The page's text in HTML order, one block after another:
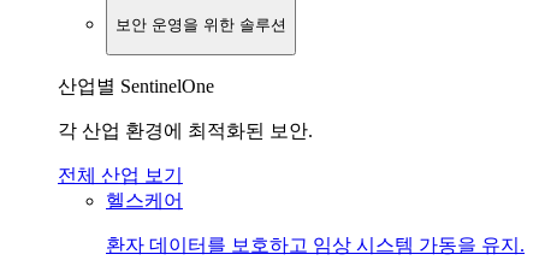
보안 운영을 위한 솔루션
산업별 SentinelOne
각 산업 환경에 최적화된 보안.
전체 산업 보기
헬스케어
환자 데이터를 보호하고 임상 시스템 가동을 유지.